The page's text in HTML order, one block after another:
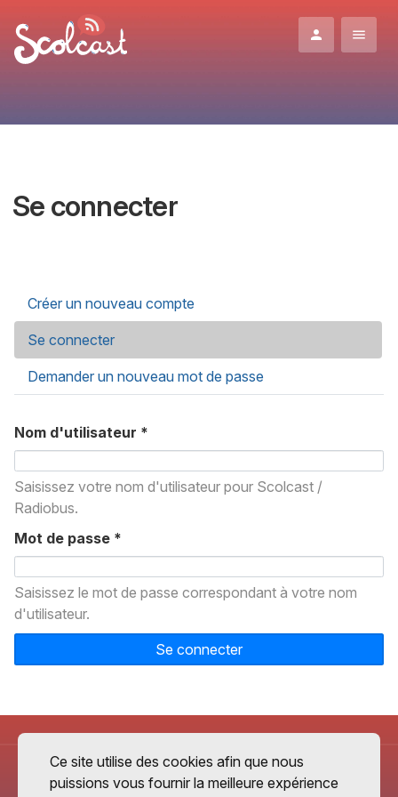
Se connecter
Onglets principaux
Créer un nouveau compte
Se connecter
Demander un nouveau mot de passe
Nom d'utilisateur *
Saisissez votre nom d'utilisateur pour Scolcast /
Radiobus.
Mot de passe *
Saisissez le mot de passe correspondant à votre nom
d'utilisateur.
Se connecter
Ce site utilise des cookies afin que nous
puissions vous fournir la meilleure expérience